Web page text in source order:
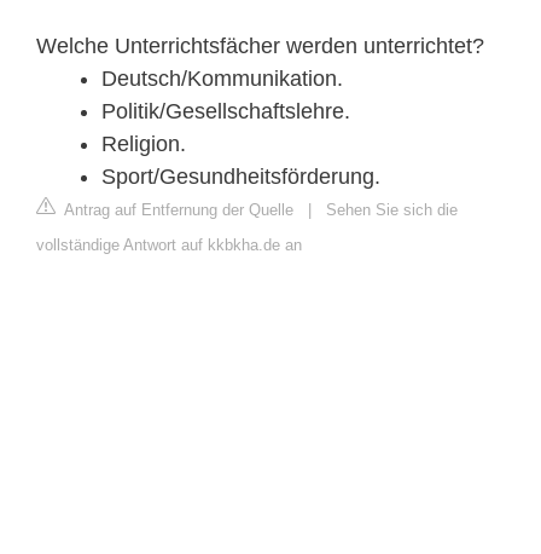
Welche Unterrichtsfächer werden unterrichtet?
Deutsch/Kommunikation.
Politik/Gesellschaftslehre.
Religion.
Sport/Gesundheitsförderung.
Antrag auf Entfernung der Quelle | Sehen Sie sich die
vollständige Antwort auf kkbkha.de an